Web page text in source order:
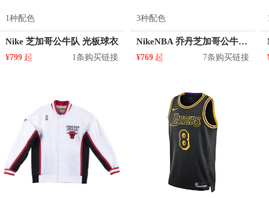
1种配色
Nike 芝加哥公牛队 光板球衣
¥799 起 1条购买链接
3种配色
NikeNBA 乔丹芝加哥公牛队 23号篮球球衣SW
¥769 起 7条购买链接